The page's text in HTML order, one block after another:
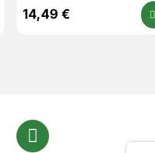
14,49 €